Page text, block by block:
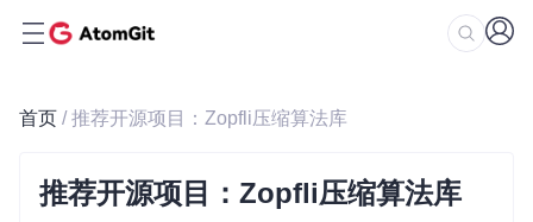
首页 / 推荐开源项目：Zopfli压缩算法库
推荐开源项目：Zopfli压缩算法库